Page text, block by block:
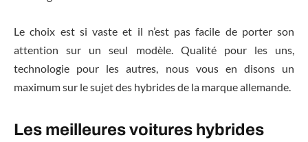
Le choix est si vaste et il n’est pas facile de porter son
attention sur un seul modèle. Qualité pour les uns,
technologie pour les autres, nous vous en disons un
maximum sur le sujet des hybrides de la marque allemande.
Les meilleures voitures hybrides